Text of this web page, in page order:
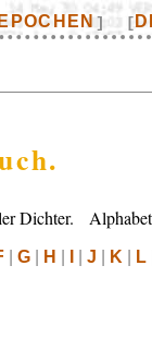
EPOCHEN ] [
Dichter.
G H J K L